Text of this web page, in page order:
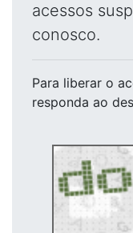
acessos
conosco.
Para liberar o
responda ao